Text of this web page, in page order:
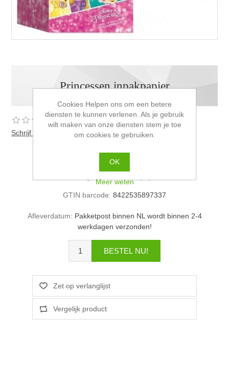
Princessen inpakpapier
Schrijf als eerste voor dit product een beoordeling
€1,50 incl. BTW
GTIN barcode: 8422535897337
Afleverdatum: Pakketpost binnen NL wordt binnen 2-4
werkdagen verzonden!
Cookies Helpen ons om een betere
diensten te kunnen verlenen. Als je gebruik
wilt maken van onze diensten stem je toe
om cookies te gebruiken.
OK
Meer weten